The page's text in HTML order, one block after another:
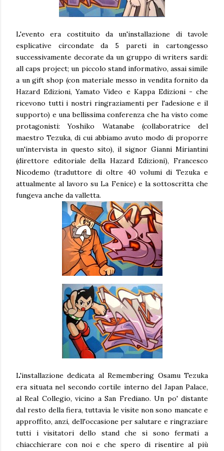
L'evento era costituito da un'installazione di tavole
esplicative circondate da 5 pareti in cartongesso
successivamente decorate da un gruppo di writers sardi:
all caps project; un piccolo stand informativo, assai simile
a un gift shop (con materiale messo in vendita fornito da
Hazard Edizioni, Yamato Video e Kappa Edizioni - che
ricevono tutti i nostri ringraziamenti per l'adesione e il
supporto) e una bellissima conferenza che ha visto come
protagonisti: Yoshiko Watanabe (collaboratrice del
maestro Tezuka, di cui abbiamo avuto modo di proporre
un'intervista in questo sito), il signor Gianni Miriantini
(direttore editoriale della Hazard Edizioni), Francesco
Nicodemo (traduttore di oltre 40 volumi di Tezuka e
attualmente al lavoro su La Fenice) e la sottoscritta che
fungeva anche da valletta.
L'installazione dedicata al Remembering Osamu Tezuka
era situata nel secondo cortile interno del Japan Palace,
al Real Collegio, vicino a San Frediano. Un po' distante
dal resto della fiera, tuttavia le visite non sono mancate e
approffito, anzi, dell'occasione per salutare e ringraziare
tutti i visitatori dello stand che si sono fermati a
chiacchierare con noi e che spero di risentire al più